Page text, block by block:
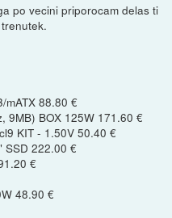
po vecini priporocam delas ti
mATX 88.80 €
9MB) BOX 125W 171.60 €
KIT - 1.50V 50.40 €
SSD 222.00 €
€
48.90 €